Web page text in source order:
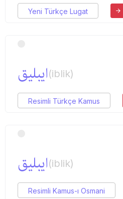
Yeni Türkçe Lugat
ایبلیق(iblik)
Resimli Türkçe Kamus
ایبلیق(iblik)
Resimli Kamus-ı Osmani